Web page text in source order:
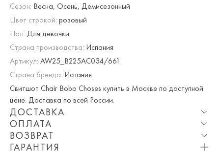
Сезон: Весна, Осень, Демисезонный
Цвет строкой: розовый
Пол: Для девочки
Страна производства: Испания
Артикул: AW25_B225AC034/661
Страна бренда: Испания
Свитшот Chair Bobo Choses купить в Москве по доступной
цене. Доставка по всей России.
ДОСТАВКА
Опция частичная доставка и примерка доступна для
Москвы и МО.
ОПЛАТА
При оплате онлайн вы получаете 10% скидку. Любые
ВОЗВРАТ
ГАРАНТИЯ